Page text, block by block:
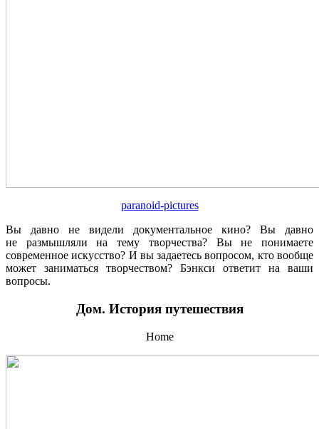
paranoid-pictures
Вы давно не видели документальное кино? Вы давно
не размышляли на тему творчества? Вы не понимаете
современное искусство? И вы задаетесь вопросом, кто вообще
может заниматься творчеством? Бэнкси ответит на ваши
вопросы.
Дом. История путешествия
Home